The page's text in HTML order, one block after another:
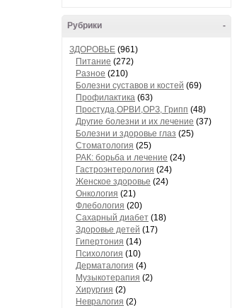
-
Рубрики
ЗДОРОВЬЕ (961)
Питание (272)
Разное (210)
Болезни суставов и костей (69)
Профилактика (63)
Простуда,ОРВИ,ОРЗ, Грипп (48)
Другие болезни и их лечение (37)
Болезни и здоровье глаз (25)
Стоматология (25)
РАК: борьба и лечение (24)
Гастроэнтерология (24)
Женское здоровье (24)
Онкология (21)
Флебология (20)
Сахарный диабет (18)
Здоровье детей (17)
Гипертония (14)
Психология (10)
Дерматалогия (4)
Музыкотерапия (2)
Хирургия (2)
Невралогия (2)